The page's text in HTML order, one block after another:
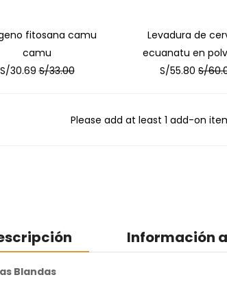
fitosana camu
camu
S/30.69 S/33.00
Levadura de
ecuanatu en
S/55.80 S/
Please add at least 1 add-on
Información
Blandas